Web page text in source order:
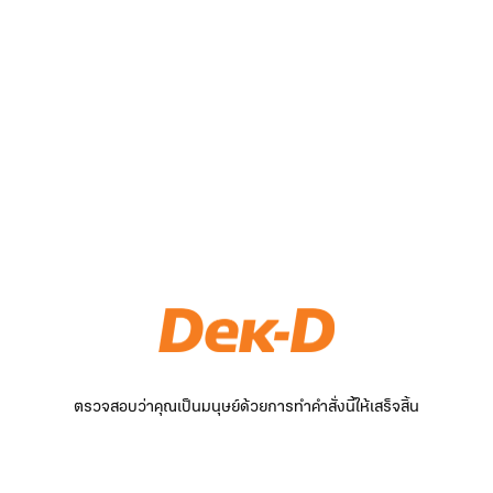
ตรวจสอบว่าคุณเป็นมนุษย์ด้วยการทำคำสั่งนี้ให้เสร็จสิ้น